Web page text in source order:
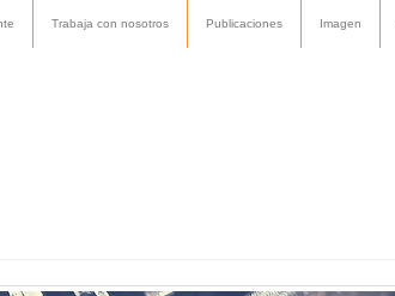
Trabaja con nosotros Publicaciones Imagen